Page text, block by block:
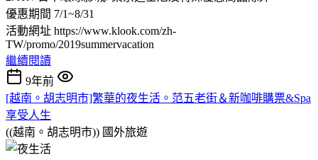
優惠期間 7/1~8/31
活動網址 https://www.klook.com/zh-
TW/promo/2019summervacation
繼續閱讀
9年前
[越南。胡志明市]繁華的夜生活。范五老街＆新咖啡購票&Spa
享受人生
((越南。胡志明市)) 國外旅遊